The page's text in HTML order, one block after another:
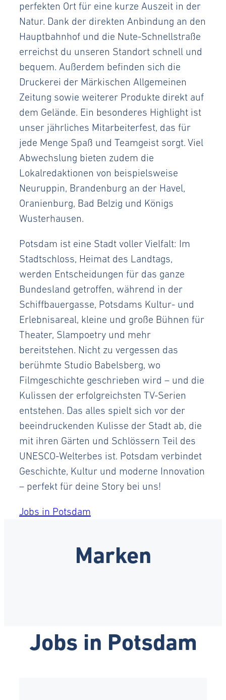
perfekten Ort für eine kurze Auszeit in der
Natur. Dank der direkten Anbindung an den
Hauptbahnhof und die Nute-Schnellstraße
erreichst du unseren Standort schnell und
bequem. Außerdem befinden sich die
Druckerei der Märkischen Allgemeinen
Zeitung sowie weiterer Produkte direkt auf
dem Gelände. Ein besonderes Highlight ist
unser jährliches Mitarbeiterfest, das für
jede Menge Spaß und Teamgeist sorgt. Viel
Abwechslung bieten zudem die
Lokalredaktionen von beispielsweise
Neuruppin, Brandenburg an der Havel,
Oranienburg, Bad Belzig und Königs
Wusterhausen.
Potsdam ist eine Stadt voller Vielfalt: Im
Stadtschloss, Heimat des Landtags,
werden Entscheidungen für das ganze
Bundesland getroffen, während in der
Schiffbauergasse, Potsdams Kultur- und
Erlebnisareal, kleine und große Bühnen für
Theater, Slampoetry und mehr
bereitstehen. Nicht zu vergessen das
berühmte Studio Babelsberg, wo
Filmgeschichte geschrieben wird – und die
Kulissen der erfolgreichsten TV-Serien
entstehen. Das alles spielt sich vor der
beeindruckenden Kulisse der Stadt ab, die
mit ihren Gärten und Schlössern Teil des
UNESCO-Welterbes ist. Potsdam verbindet
Geschichte, Kultur und moderne Innovation
– perfekt für deine Story bei uns!
Jobs in Potsdam
Marken
Jobs in Potsdam